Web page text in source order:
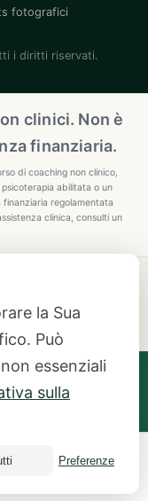
fotografici
i diritti riservati.
clinici. Non è
finanziaria.
di coaching non clinico,
abilitata o un
regolamentata
clinica, consulti un
and
(CMC) · NLP
(10+ Years) ·
la Sua
Può
essenziali
sulla
Preferenze